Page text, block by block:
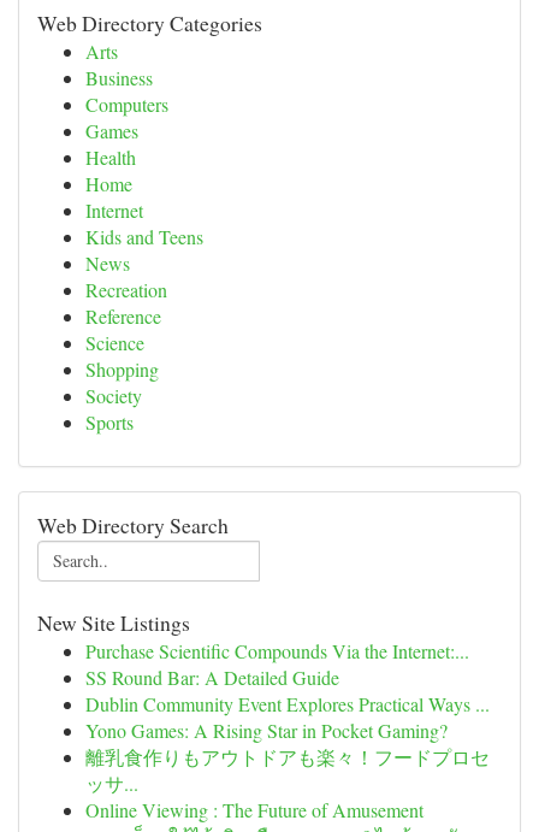
Web Directory Categories
Arts
Business
Computers
Games
Health
Home
Internet
Kids and Teens
News
Recreation
Reference
Science
Shopping
Society
Sports
Web Directory Search
New Site Listings
Purchase Scientific Compounds Via the Internet:...
SS Round Bar: A Detailed Guide
Dublin Community Event Explores Practical Ways ...
Yono Games: A Rising Star in Pocket Gaming?
離乳食作りもアウトドアも楽々！フードプロセ
ッサ...
Online Viewing : The Future of Amusement